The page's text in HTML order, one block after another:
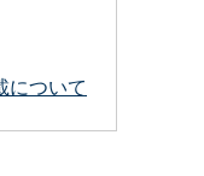
について